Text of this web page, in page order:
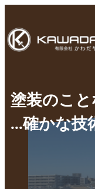
塗装のこ
...確かな技